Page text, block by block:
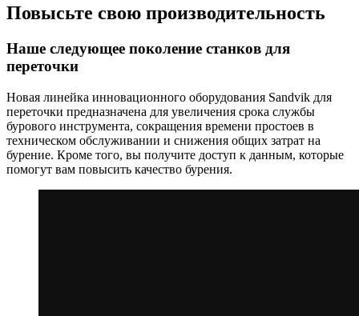
Повысьте свою производительность
Наше следующее поколение станков для
переточки
Новая линейка инновационного оборудования Sandvik для
переточки предназначена для увеличения срока службы
бурового инструмента, сокращения времени простоев в
техническом обслуживании и снижения общих затрат на
бурение. Кроме того, вы получите доступ к данным, которые
помогут вам повысить качество бурения.